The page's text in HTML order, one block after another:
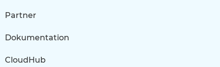
Partner
Dokumentation
CloudHub